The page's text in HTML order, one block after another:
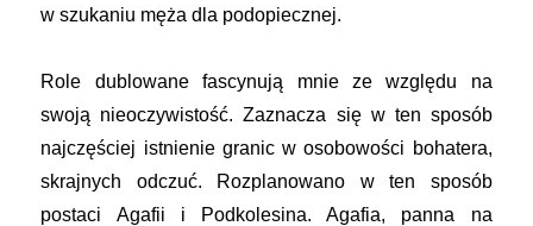
w szukaniu męża dla podopiecznej.
Role dublowane fascynują mnie ze względu na
swoją nieoczywistość. Zaznacza się w ten sposób
najczęściej istnienie granic w osobowości bohatera,
skrajnych odczuć. Rozplanowano w ten sposób
postaci Agafii i Podkolesina. Agafia, panna na